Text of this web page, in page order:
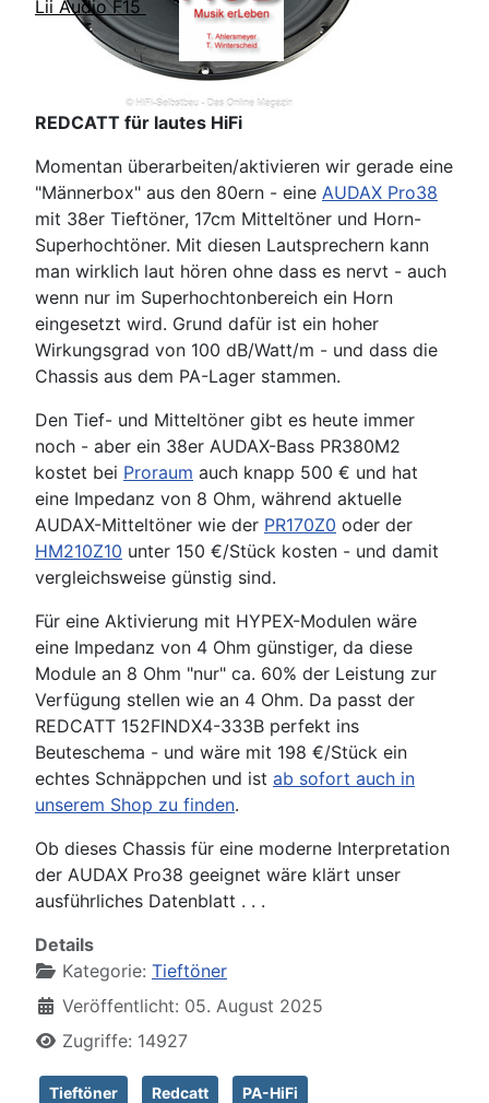
Lii Audio F15
REDCATT für lautes HiFi
Momentan überarbeiten/aktivieren wir gerade eine
"Männerbox" aus den 80ern - eine AUDAX Pro38
mit 38er Tieftöner, 17cm Mitteltöner und Horn-
Superhochtöner. Mit diesen Lautsprechern kann
man wirklich laut hören ohne dass es nervt - auch
wenn nur im Superhochtonbereich ein Horn
eingesetzt wird. Grund dafür ist ein hoher
Wirkungsgrad von 100 dB/Watt/m - und dass die
Chassis aus dem PA-Lager stammen.
Den Tief- und Mitteltöner gibt es heute immer
noch - aber ein 38er AUDAX-Bass PR380M2
kostet bei Proraum auch knapp 500 € und hat
eine Impedanz von 8 Ohm, während aktuelle
AUDAX-Mitteltöner wie der PR170Z0 oder der
HM210Z10 unter 150 €/Stück kosten - und damit
vergleichsweise günstig sind.
Für eine Aktivierung mit HYPEX-Modulen wäre
eine Impedanz von 4 Ohm günstiger, da diese
Module an 8 Ohm "nur" ca. 60% der Leistung zur
Verfügung stellen wie an 4 Ohm. Da passt der
REDCATT 152FINDX4-333B perfekt ins
Beuteschema - und wäre mit 198 €/Stück ein
echtes Schnäppchen und ist ab sofort auch in
unserem Shop zu finden.
Ob dieses Chassis für eine moderne Interpretation
der AUDAX Pro38 geeignet wäre klärt unser
ausführliches Datenblatt . . .
Details
Kategorie: Tieftöner
Veröffentlicht: 05. August 2025
Zugriffe: 14927
Tieftöner Redcatt PA-HiFi